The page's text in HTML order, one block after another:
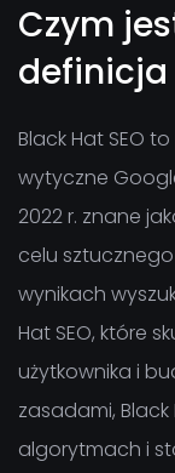
Czym
definicja
Black Hat SEO
wytyczne
2022 r. znane
celu
wynikach
Hat SEO, które
użytkownika i
zasadami, Black
algorytmach i